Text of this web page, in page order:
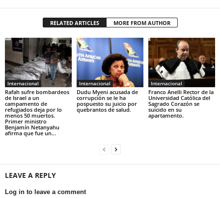
RELATED ARTICLES MORE FROM AUTHOR
Internacional
Rafah sufre bombardeos
de Israel a un
campamento de
refugiados deja por lo
menos 50 muertos.
Primer ministro
Benjamín Netanyahu
afirma que fue un...
Internacional
Dudu Myeni acusada de
corrupción se le ha
pospuesto su juicio por
quebrantos de salud.
Internacional
Franco Anelli Rector de la
Universidad Católica del
Sagrado Corazón se
suicido en su
apartamento.
LEAVE A REPLY
Log in to leave a comment